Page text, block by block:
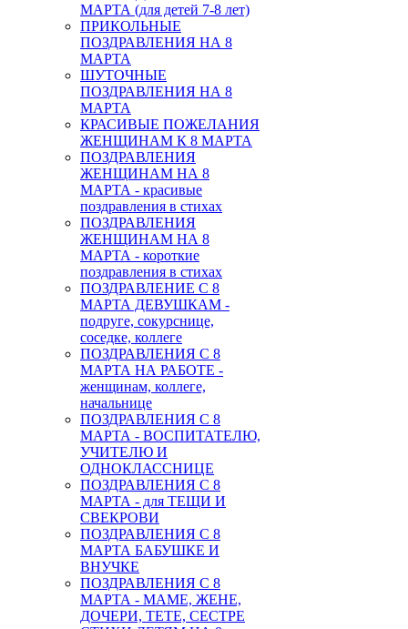
МАРТА (для детей 7-8 лет)
ПРИКОЛЬНЫЕ
ПОЗДРАВЛЕНИЯ НА 8
МАРТА
ШУТОЧНЫЕ
ПОЗДРАВЛЕНИЯ НА 8
МАРТА
КРАСИВЫЕ ПОЖЕЛАНИЯ
ЖЕНЩИНАМ К 8 МАРТА
ПОЗДРАВЛЕНИЯ
ЖЕНЩИНАМ НА 8
МАРТА - красивые
поздравления в стихах
ПОЗДРАВЛЕНИЯ
ЖЕНЩИНАМ НА 8
МАРТА - короткие
поздравления в стихах
ПОЗДРАВЛЕНИЕ С 8
МАРТА ДЕВУШКАМ -
подруге, сокурснице,
соседке, коллеге
ПОЗДРАВЛЕНИЯ С 8
МАРТА НА РАБОТЕ -
женщинам, коллеге,
начальнице
ПОЗДРАВЛЕНИЯ С 8
МАРТА - ВОСПИТАТЕЛЮ,
УЧИТЕЛЮ И
ОДНОКЛАССНИЦЕ
ПОЗДРАВЛЕНИЯ С 8
МАРТА - для ТЕЩИ И
СВЕКРОВИ
ПОЗДРАВЛЕНИЯ С 8
МАРТА БАБУШКЕ И
ВНУЧКЕ
ПОЗДРАВЛЕНИЯ С 8
МАРТА - МАМЕ, ЖЕНЕ,
ДОЧЕРИ, ТЕТЕ, СЕСТРЕ